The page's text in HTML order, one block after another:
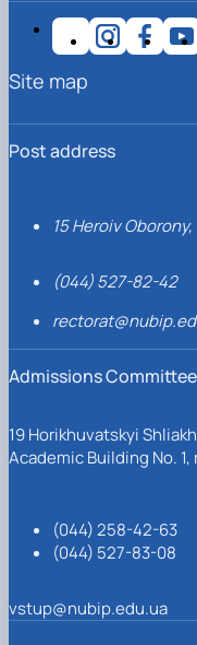
Post address
15 Heroiv
(044) 527-82-42
Admissions Committee
19 Horikhuvatskyi
Academic Building No. 1,
(044) 258-42-63
(044) 527-83-08
vstup@nubip.edu.ua
Site map